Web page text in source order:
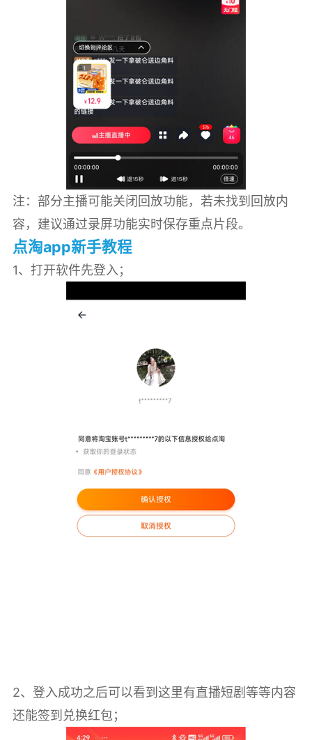
‌注‌：部分主播可能关闭回放功能，若未找到回放内
容，建议通过录屏功能实时保存重点片段。‌‌
点淘app新手教程
1、打开软件先登入；
2、登入成功之后可以看到这里有直播短剧等等内容
还能签到兑换红包；